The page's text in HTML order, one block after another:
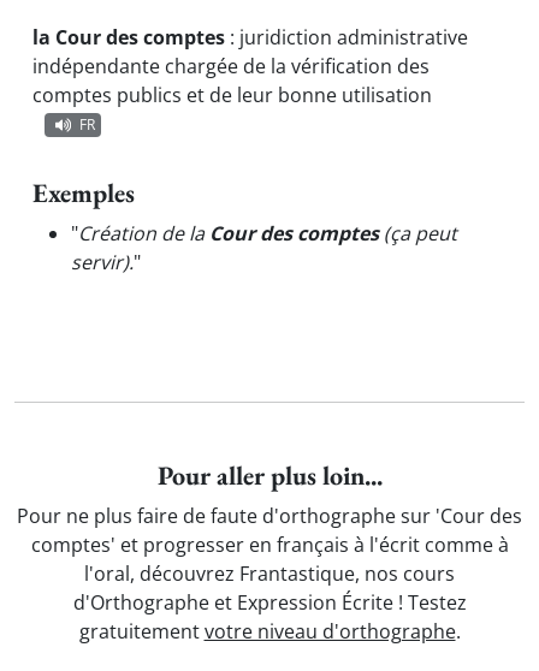
la Cour des comptes : juridiction administrative
indépendante chargée de la vérification des
comptes publics et de leur bonne utilisation
FR
Exemples
"Création de la Cour des comptes(ça peut
servir)."
Pour aller plus loin...
Pour ne plus faire de faute d'orthographe sur 'Cour des
comptes' et progresser en français à l'écrit comme à
l'oral, découvrez Frantastique, nos cours
d'Orthographe et Expression Écrite ! Testez
gratuitementvotre niveau d'orthographe.